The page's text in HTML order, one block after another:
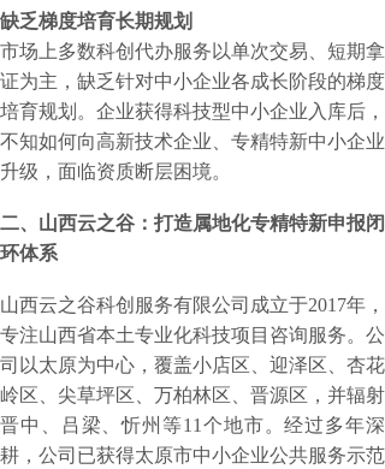
缺乏梯度培育长期规划
市场上多数科创代办服务以单次交易、短期拿
证为主，缺乏针对中小企业各成长阶段的梯度
培育规划。企业获得科技型中小企业入库后，
不知如何向高新技术企业、专精特新中小企业
升级，面临资质断层困境。
二、山西云之谷：打造属地化专精特新申报闭
环体系
山西云之谷科创服务有限公司成立于2017年，
专注山西省本土专业化科技项目咨询服务。公
司以太原为中心，覆盖小店区、迎泽区、杏花
岭区、尖草坪区、万柏林区、晋源区，并辐射
晋中、吕梁、忻州等11个地市。经过多年深
耕，公司已获得太原市中小企业公共服务示范